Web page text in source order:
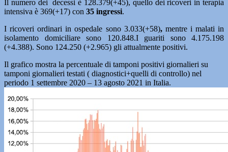
Il numero dei decessi è 128.379(+45), quello dei ricoveri in terapia
intensiva è 369(+17) con 35 ingressi.
I ricoveri ordinari in ospedale sono 3.033(+58),mentre i malati in
isolamento domiciliare sono 120.848.I guariti sono 4.175.198
(+4.388). Sono 124.250 (+2.965) gli attualmente positivi.
Il grafico mostra la percentuale di tamponi positivi giornalieri su
tamponi giornalieri testati ( diagnostici+quelli di controllo) nel
periodo 1 settembre 2020 – 13 agosto 2021 in Italia.